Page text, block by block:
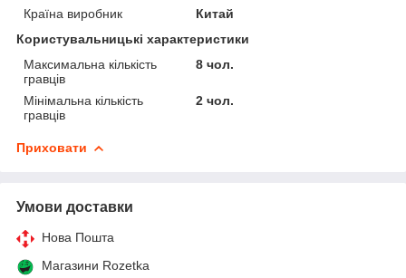
Країна виробник
Китай
Користувальницькі характеристики
Максимальна кількість
гравців
8 чол.
Мінімальна кількість
гравців
2 чол.
Приховати
Умови доставки
Нова Пошта
Магазини Rozetka